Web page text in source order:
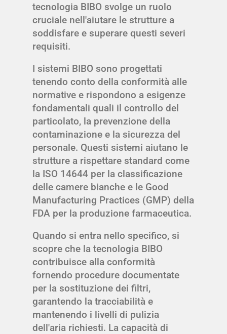
tecnologia BIBO svolge un ruolo
cruciale nell'aiutare le strutture a
soddisfare e superare questi severi
requisiti.
I sistemi BIBO sono progettati
tenendo conto della conformità alle
normative e rispondono a esigenze
fondamentali quali il controllo del
particolato, la prevenzione della
contaminazione e la sicurezza del
personale. Questi sistemi aiutano le
strutture a rispettare standard come
la ISO 14644 per la classificazione
delle camere bianche e le Good
Manufacturing Practices (GMP) della
FDA per la produzione farmaceutica.
Quando si entra nello specifico, si
scopre che la tecnologia BIBO
contribuisce alla conformità
fornendo procedure documentate
per la sostituzione dei filtri,
garantendo la tracciabilità e
mantenendo i livelli di pulizia
dell'aria richiesti. La capacità di